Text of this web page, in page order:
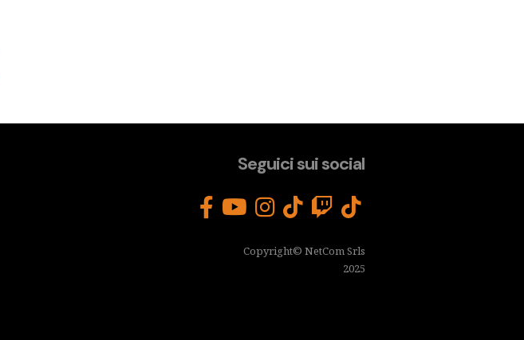
Seguici sui social
Copyright© NetCom Srls
2025